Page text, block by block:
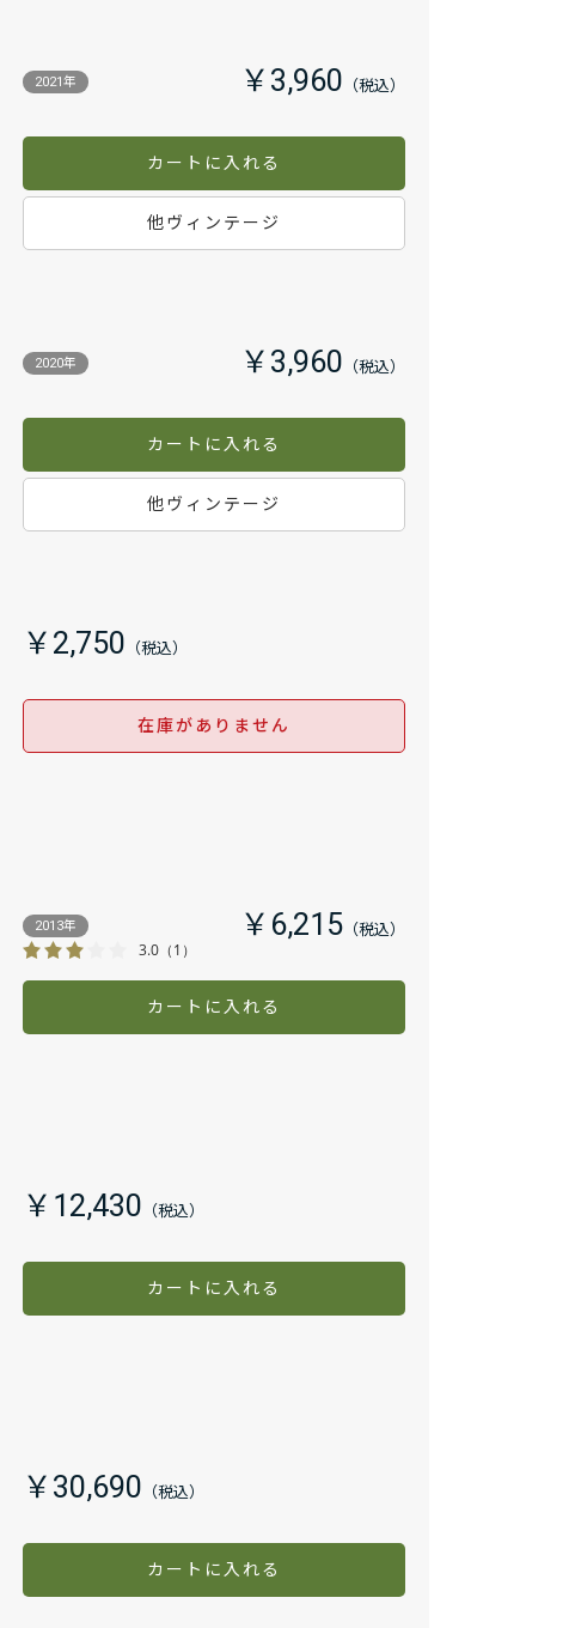
2021年 ￥3,960
カートに入れる
他ヴィンテージ
2020年 ￥3,960
カートに入れる
他ヴィンテージ
￥2,750
在庫がありません
2013年 ￥6,215
3.0 （1）
カートに入れる
￥12,430
カートに入れる
￥30,690
カートに入れる